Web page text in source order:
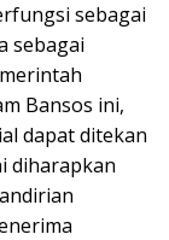
sebagai
sebagai
Bansos ini,
dapat ditekan
diharapkan